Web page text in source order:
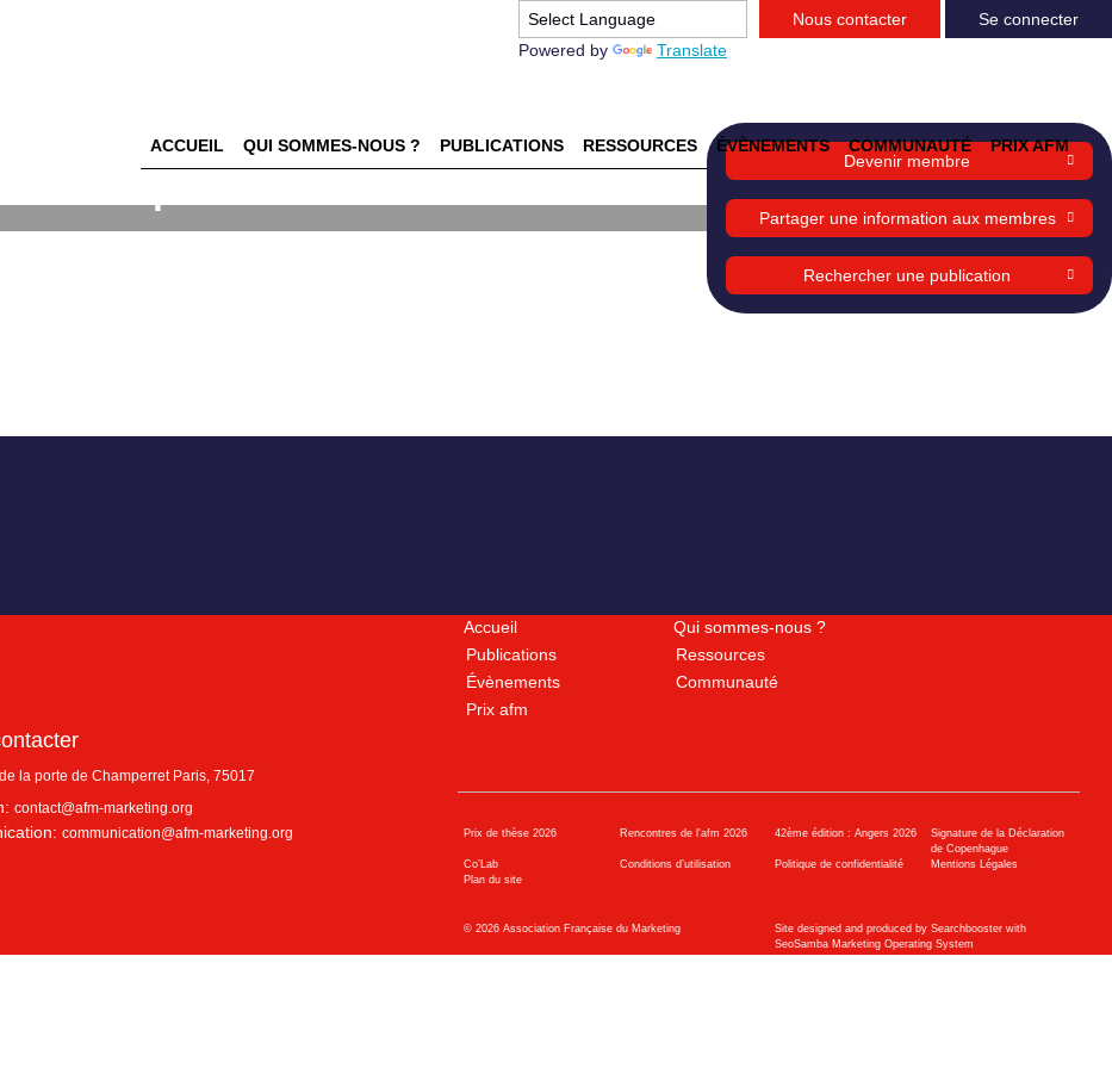
Powered by Translate
Nous contacter Se connecter
ACCUEIL QUI SOMMES-NOUS ? PUBLICATIONS RESSOURCES ÉVÈNEMENTS COMMUNAUTÉ PRIX AFM
prédictive de la méthode
Devenir membre
Partager une information aux membres
Rechercher une publication
la porte de Champerret Paris, 75017
contact@afm-marketing.org
communication@afm-marketing.org
Accueil
Qui sommes-nous ?
Publications
Ressources
Évènements
Communauté
Prix afm
Prix de thèse 2026 Rencontres de l'afm 2026 42ème édition : Angers 2026
Signature de la Déclaration
de Copenhague
Co’Lab
Conditions d’utilisation Politique de confidentialité
Mentions Légales
Plan du site
© 2026Association Française du Marketing
Site designed and produced by Searchbooster with
SeoSamba Marketing Operating System